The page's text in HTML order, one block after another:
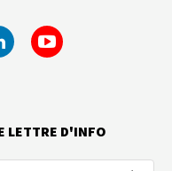
LETTRE D'INFO